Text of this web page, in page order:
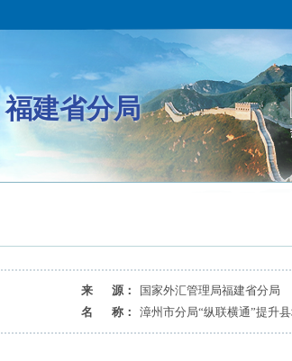
福建省分局
来 源：
国家外汇管理局福建省分局
名 称： 漳州市分局“纵联横通”提升